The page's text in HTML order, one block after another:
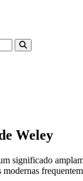
Weley
significado